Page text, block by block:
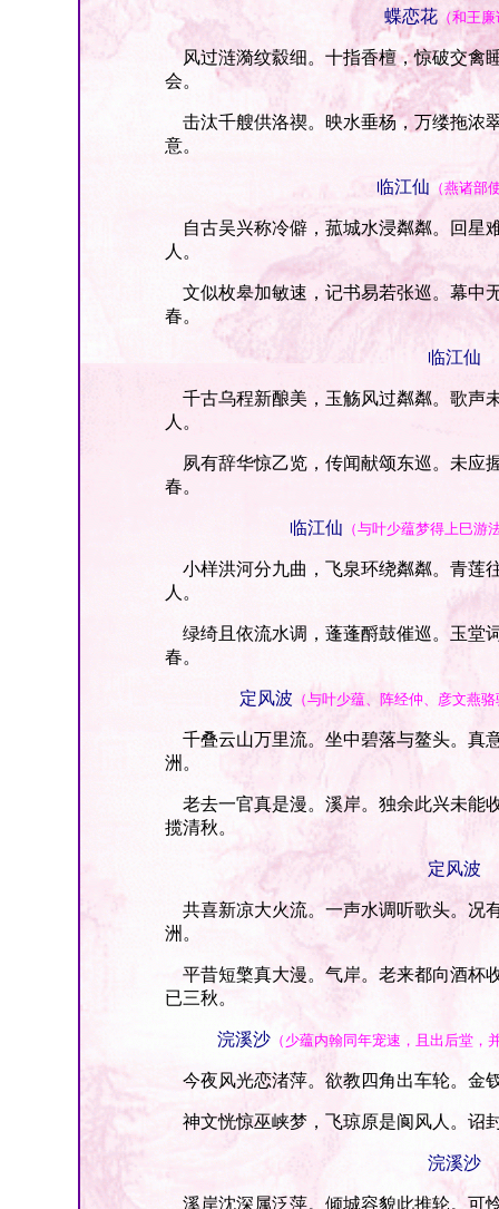
蝶恋花（和王廉
风过涟漪纹縠细。十指香檀，惊破交禽
会。
击汰千艘供洛禊。映水垂杨，万缕拖浓
意。
临江仙 （燕诸部
自古吴兴称冷僻，菰城水浸粼粼。回星
人。
文似枚皋加敏速，记书易若张巡。幕中
春。
临江仙
千古乌程新酿美，玉觞风过粼粼。歌声
人。
夙有辞华惊乙览，传闻献颂东巡。未应
春。
临江仙 （与叶少蕴梦得上巳游
小样洪河分九曲，飞泉环绕粼粼。青莲
人。
绿绮且依流水调，蓬蓬酹鼓催巡。玉堂
春。
定风波 （与叶少蕴、阵经仲、彦文燕
千叠云山万里流。坐中碧落与鳌头。真
洲。
老去一官真是漫。溪岸。独余此兴未能
揽清秋。
定风波
共喜新凉大火流。一声水调听歌头。况
洲。
平昔短檠真大漫。气岸。老来都向酒杯
已三秋。
浣溪沙 （少蕴内翰同年宠速，且出后堂
今夜风光恋渚萍。欲教四角出车轮。金
神文恍惊巫峡梦，飞琼原是阆风人。诏
浣溪沙
溪岸沈深属泛萍。倾城容貌此推轮。可